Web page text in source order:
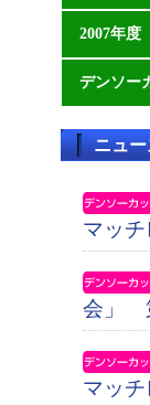
2007年
デンソー
ニュ
マッチ
会」
マッチ